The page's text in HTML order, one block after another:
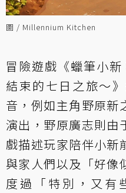
圖 / Millennium Kitchen
冒險遊戲《蠟筆小
結束的七日之旅～
音，例如主角野原新
演出，野原廣志則由
戲描述玩家陪伴小新
與家人們以及「好像
度過「特別，又有